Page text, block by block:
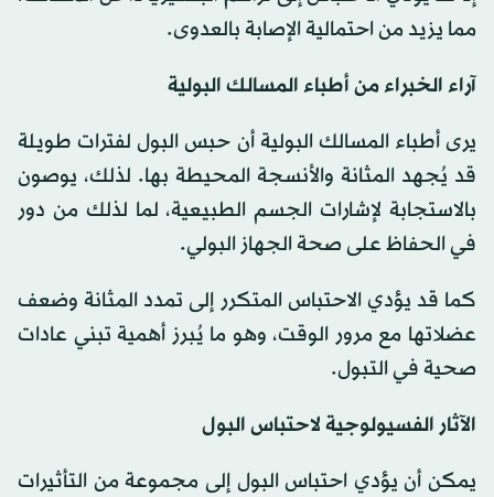
مما يزيد من احتمالية الإصابة بالعدوى.
آراء الخبراء من أطباء المسالك البولية
يرى أطباء المسالك البولية أن حبس البول لفترات طويلة
قد يُجهد المثانة والأنسجة المحيطة بها. لذلك، يوصون
بالاستجابة لإشارات الجسم الطبيعية، لما لذلك من دور
في الحفاظ على صحة الجهاز البولي.
كما قد يؤدي الاحتباس المتكرر إلى تمدد المثانة وضعف
عضلاتها مع مرور الوقت، وهو ما يُبرز أهمية تبني عادات
صحية في التبول.
الآثار الفسيولوجية لاحتباس البول
يمكن أن يؤدي احتباس البول إلى مجموعة من التأثيرات